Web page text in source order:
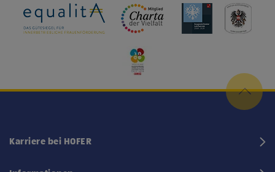
Karriere bei HOFER